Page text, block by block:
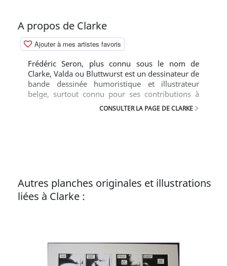
A propos de Clarke
Ajouter à mes artistes favoris
Frédéric Seron, plus connu sous le nom de
Clarke, Valda ou Bluttwurst est un dessinateur de
bande dessinée humoristique et illustrateur
belge, surtout connu pour ses contributions à
Spirou et Fluide Glacial.CONSULTER LA PAGE DE CLARKE
Autres planches originales et illustrations
liées à Clarke :